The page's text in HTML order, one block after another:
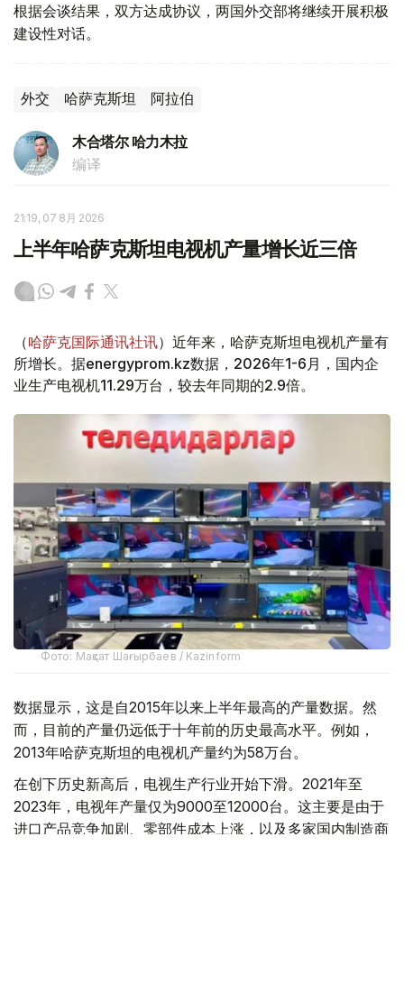
根据会谈结果，双方达成协议，两国外交部将继续开展积极
建设性对话。
外交 哈萨克斯坦 阿拉伯
木合塔尔 哈力木拉
编译
21:19, 07 8月 2026
上半年哈萨克斯坦电视机产量增长近三倍
（哈萨克国际通讯社讯）近年来，哈萨克斯坦电视机产量有
所增长。据energyprom.kz数据，2026年1-6月，国内企
业生产电视机11.29万台，较去年同期的2.9倍。
Фото: Мақсат Шағырбаев / Kazinform
数据显示，这是自2015年以来上半年最高的产量数据。然
而，目前的产量仍远低于十年前的历史最高水平。例如，
2013年哈萨克斯坦的电视机产量约为58万台。
在创下历史新高后，电视生产行业开始下滑。2021年至
2023年，电视年产量仅为9000至12000台。这主要是由于
进口产品竞争加剧、零部件成本上涨，以及多家国内制造商